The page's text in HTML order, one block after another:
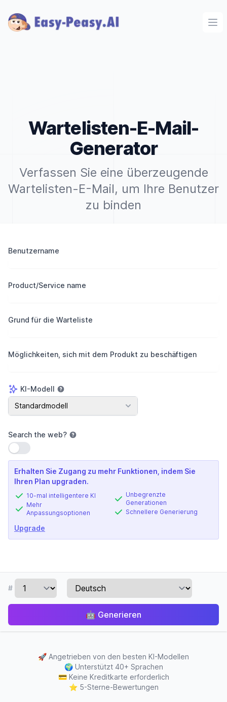
Wartelisten-E-Mail-
Generator
Verfassen Sie eine überzeugende
Wartelisten-E-Mail, um Ihre Benutzer
zu binden
Benutzername
Product/Service name
Grund für die Warteliste
Möglichkeiten, sich mit dem Produkt zu beschäftigen
KI-Modell
KI-Modell
Standardmodell
Search the web?
Einstellung verwenden
Erhalten Sie Zugang zu mehr Funktionen, indem Sie
Ihren Plan upgraden.
10-mal intelligentere KI
Mehr
Anpassungsoptionen
Unbegrenzte
Generationen
Schnellere Generierung
Upgrade
#
🤖 Generieren
🚀 Angetrieben von den besten KI-Modellen
🌍 Unterstützt 40+ Sprachen
💳 Keine Kreditkarte erforderlich
⭐ 5-Sterne-Bewertungen